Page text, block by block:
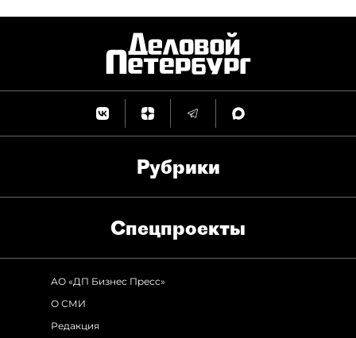
Рубрики
Спец­проекты
АО «ДП Бизнес Пресс»
О СМИ
Редакция